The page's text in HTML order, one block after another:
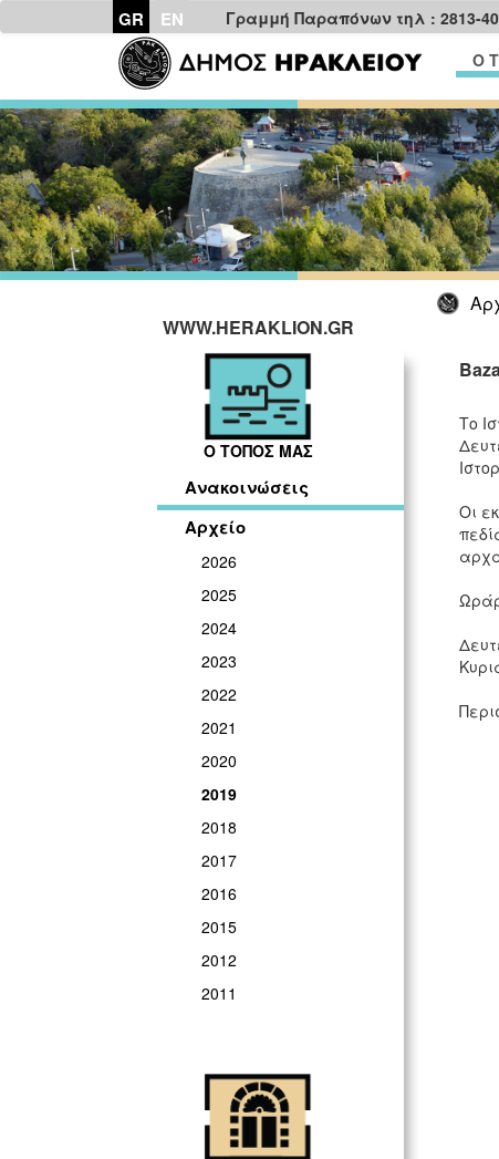
GR EN Γραμμή Παραπόνων τηλ : 2813-
Ο
WWW.HERAKLION.GR
Ο ΤΟΠΟΣ ΜΑΣ
Ανακοινώσεις
Αρχείο
2026
2025
2024
2023
2022
2021
2020
2019
2018
2017
2016
2015
2012
2011
Tο
Οι